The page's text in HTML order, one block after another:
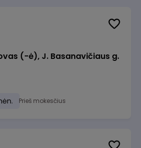
(-ė), J. Basanavičiaus g.
Prieš mokesčius